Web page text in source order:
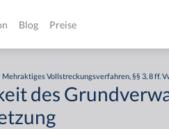
Blog Preise
Mehraktiges Vollstreckungsverfahren, §§ 3, 8 ff.
des